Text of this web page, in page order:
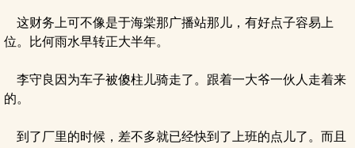
这财务上可不像是于海棠那广播站那儿，有好点子容易上
位。比何雨水早转正大半年。
李守良因为车子被傻柱儿骑走了。跟着一大爷一伙人走着来
的。
到了厂里的时候，差不多就已经快到了上班的点儿了。而且